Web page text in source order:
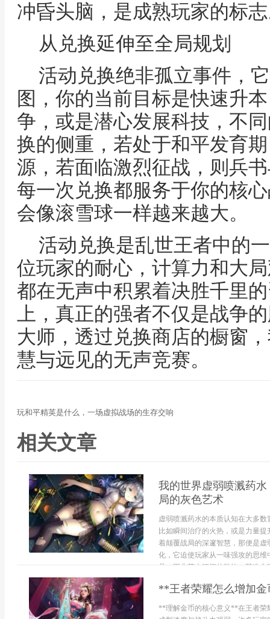
冲昏头脑，是成熟玩家的标
从兑换延伸至全局规划
活动兑换绝非孤立事件，
图，你的当前目标是快速升
争，或是潜心发展科技，不
换的侧重，若处于和平发育
源，若面临激烈征战，则兵
每一次兑换都服务于你的核
会像滚雪球一样越来越大。
活动兑换是乱世王者中的
位玩家的耐心，计算力和大
都在无声中积累着决胜千里
上，真正的强者不仅是战争
大师，透过兑换商店的橱窗
慧与远见的无声竞赛。
玩和平精英是什么，一场虚拟战场的生存交响
相关文章
我的世界虚弱喷溅药
局的灰色艺术
虚弱喷溅药水的本质认知在大多
比如瞬间治疗的火热，或是力量
着颠覆战局的深邃智慧，那便是
化，它迫使玩家从一味强攻的思
具，而非莽夫腰间的装饰。酿造之
**王者荣耀怎么增加
**理解金币的核心意义**在王者荣